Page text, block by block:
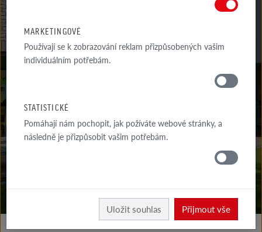
KDE
Vyrobky fasáda Klinkerové a lícové pásky typ I
MARKETINGOVÉ
Používají se k zobrazování reklam přizpůsobených vašim
individuálním potřebám.
STATISTICKÉ
Pomáhají nám pochopit, jak požíváte webové stránky, a
následně je přizpůsobit vašim potřebám.
Uložit souhlas Přijmout vše